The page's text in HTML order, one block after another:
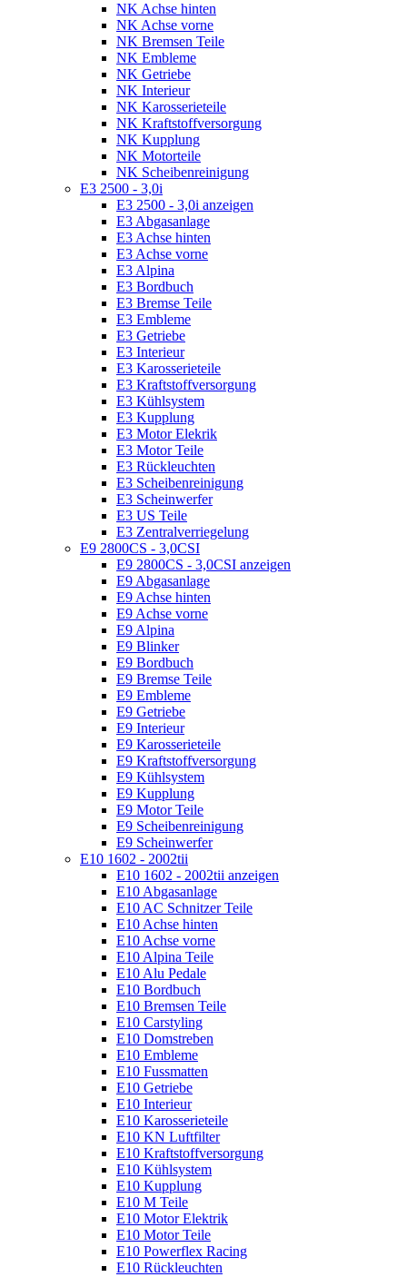
NK Achse hinten
NK Achse vorne
NK Bremsen Teile
NK Embleme
NK Getriebe
NK Interieur
NK Karosserieteile
NK Kraftstoffversorgung
NK Kupplung
NK Motorteile
NK Scheibenreinigung
E3 2500 - 3,0i
E3 2500 - 3,0i anzeigen
E3 Abgasanlage
E3 Achse hinten
E3 Achse vorne
E3 Alpina
E3 Bordbuch
E3 Bremse Teile
E3 Embleme
E3 Getriebe
E3 Interieur
E3 Karosserieteile
E3 Kraftstoffversorgung
E3 Kühlsystem
E3 Kupplung
E3 Motor Elekrik
E3 Motor Teile
E3 Rückleuchten
E3 Scheibenreinigung
E3 Scheinwerfer
E3 US Teile
E3 Zentralverriegelung
E9 2800CS - 3,0CSI
E9 2800CS - 3,0CSI anzeigen
E9 Abgasanlage
E9 Achse hinten
E9 Achse vorne
E9 Alpina
E9 Blinker
E9 Bordbuch
E9 Bremse Teile
E9 Embleme
E9 Getriebe
E9 Interieur
E9 Karosserieteile
E9 Kraftstoffversorgung
E9 Kühlsystem
E9 Kupplung
E9 Motor Teile
E9 Scheibenreinigung
E9 Scheinwerfer
E10 1602 - 2002tii
E10 1602 - 2002tii anzeigen
E10 Abgasanlage
E10 AC Schnitzer Teile
E10 Achse hinten
E10 Achse vorne
E10 Alpina Teile
E10 Alu Pedale
E10 Bordbuch
E10 Bremsen Teile
E10 Carstyling
E10 Domstreben
E10 Embleme
E10 Fussmatten
E10 Getriebe
E10 Interieur
E10 Karosserieteile
E10 KN Luftfilter
E10 Kraftstoffversorgung
E10 Kühlsystem
E10 Kupplung
E10 M Teile
E10 Motor Elektrik
E10 Motor Teile
E10 Powerflex Racing
E10 Rückleuchten